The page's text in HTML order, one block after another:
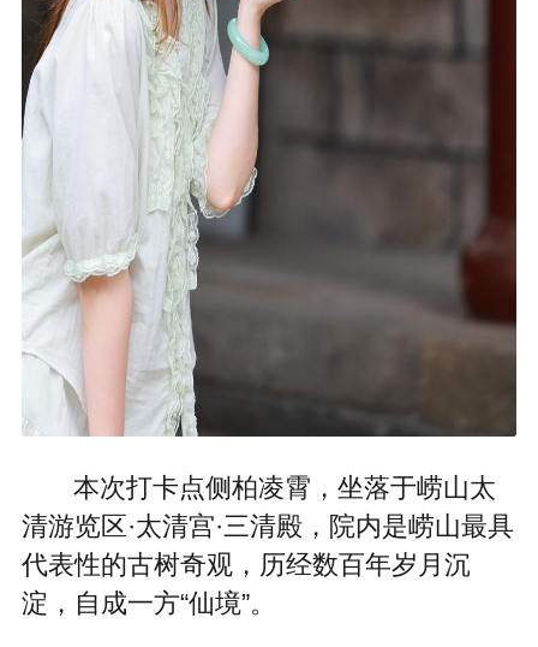
本次打卡点侧柏凌霄，坐落于崂山太
清游览区·太清宫·三清殿，院内是崂山最具
代表性的古树奇观，历经数百年岁月沉
淀，自成一方“仙境”。